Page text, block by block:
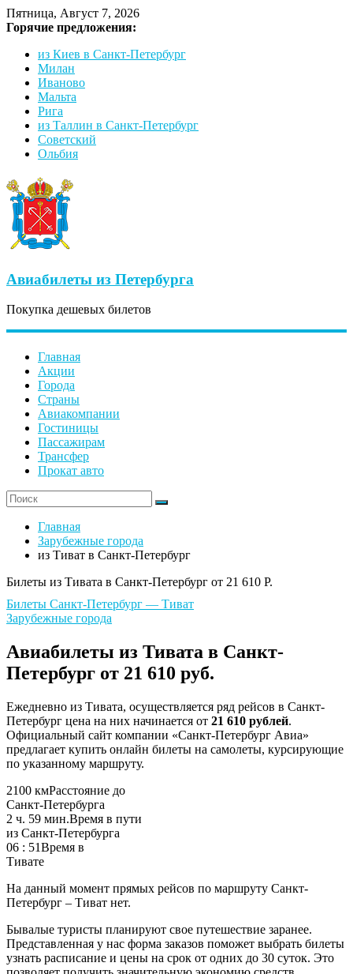
Пятница, Август 7, 2026
Горячие предложения:
из Киев в Санкт-Петербург
Милан
Иваново
Мальта
Рига
из Таллин в Санкт-Петербург
Советский
Ольбия
Авиабилеты из Петербурга
Покупка дешевых билетов
Главная
Акции
Города
Страны
Авиакомпании
Гостиницы
Пассажирам
Трансфер
Прокат авто
Главная
Зарубежные города
из Тиват в Санкт-Петербург
Билеты из Тивата в Санкт-Петербург от 21 610 Р.
Билеты Санкт-Петербург — Тиват
Зарубежные города
Авиабилеты из Тивата в Санкт-
Петербург от 21 610 руб.
Ежедневно из Тивата, осуществляется ряд рейсов в Санкт-
Петербург цена на них начинается от 21 610 рублей.
Официальный сайт компании «Санкт-Петербург Авиа»
предлагает купить онлайн билеты на самолеты, курсирующие
по указанному маршруту.
2100 кмРасстояние до
Санкт-Петербурга
2 ч. 59 мин.Время в пути
из Санкт-Петербурга
06 : 51Время в
Тивате
На данный момент прямых рейсов по маршруту Санкт-
Петербург – Тиват нет.
Бывалые туристы планируют свое путешествие заранее.
Представленная у нас форма заказов поможет выбрать билеты
узнать расписание и цены на срок от одних до 30 суток. Это